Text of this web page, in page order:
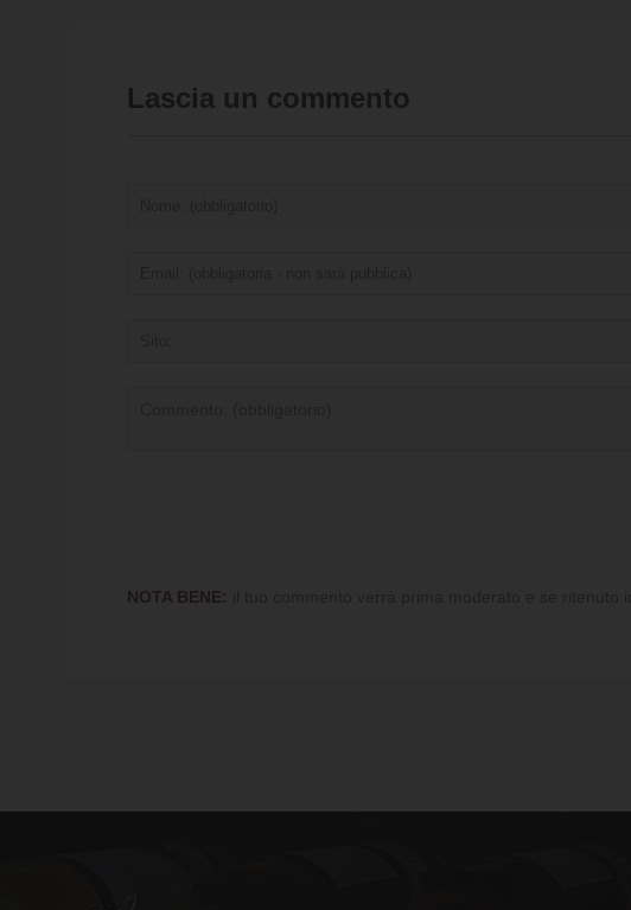
Lascia un commento
NOTA BENE: